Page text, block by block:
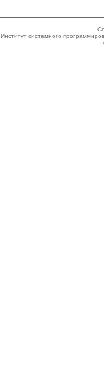
Институт системного